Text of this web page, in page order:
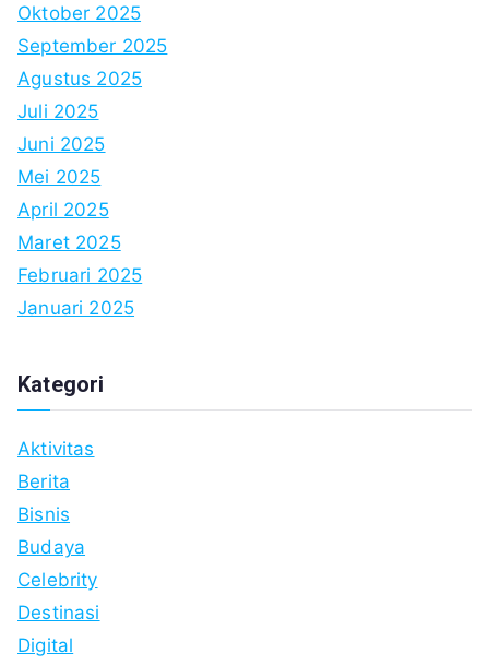
Oktober 2025
September 2025
Agustus 2025
Juli 2025
Juni 2025
Mei 2025
April 2025
Maret 2025
Februari 2025
Januari 2025
Kategori
Aktivitas
Berita
Bisnis
Budaya
Celebrity
Destinasi
Digital